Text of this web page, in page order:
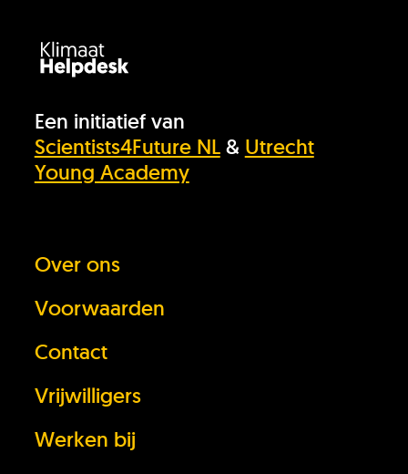
Een initiatief van
Scientists4Future NL& Utrecht
Young Academy
Over ons
Voorwaarden
Contact
Vrijwilligers
Werken bij
gevonden?
Stel je vraag
Doneer!